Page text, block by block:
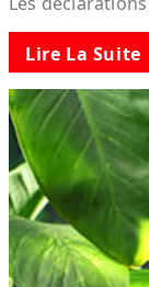
Lire La Suite